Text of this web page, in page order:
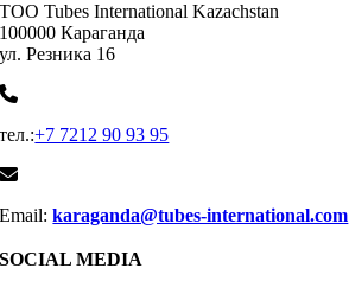
ТОО Tubes International Kazachstan
100000 Караганда
ул. Резника 16
тел.:+7 7212 90 93 95
Email:karaganda@tubes-international.com
SOCIAL MEDIA